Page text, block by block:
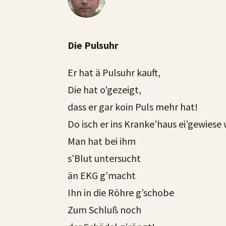
Die Pulsuhr
Er hat ä Pulsuhr kauft,
Die hat o’gezeigt,
dass er gar koin Puls mehr hat!
Do isch er ins Kranke’haus
Man hat bei ihm
s’Blut untersucht
än EKG g’macht
Ihn in die Röhre g’schobe
Zum Schluß noch